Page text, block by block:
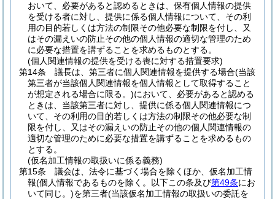
おいて、必要があると認めるときは、保有個人情報の提供
を受ける者に対し、提供に係る個人情報について、その利
用の目的若しくは方法の制限その他必要な制限を付し、又
はその漏えいの防止その他の個人情報の適切な管理のため
に必要な措置を講ずることを求めるものとする。
(個人関連情報の提供を受ける喪に対する措置要求)
第14条
議長は、第三者に個人関連情報を提供する場合(当該
第三者が当該個人関連情報を個人情報として取得すること
が想定される場合に限る。)において、必要があると認める
ときは、当該第三者に対し、提供に係る個人関連情報につ
いて、その利用の目的若しくは方法の制限その他必要な制
限を付し、又はその漏えいの防止その他の個人関連情報の
適切な管理のために必要な措置を講ずることを求めるもの
とする。
(仮名加工情報の取扱いに係る義務)
第15条
議会は、法令に基づく場合を除くほか、仮名加工情
報(個人情報であるものを除く。以下この条及び第49条にお
いて同じ。)を第三者(当該仮名加工情報の取扱いの委託を